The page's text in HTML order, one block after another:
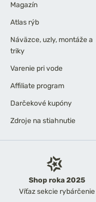
Shop roka 2025
Víťaz sekcie rybárčenie
Magazín
Atlas rýb
Náväzce, uzly, montáže a
triky
Varenie pri vode
Affiliate program
Darčekové kupóny
Zdroje na stiahnutie